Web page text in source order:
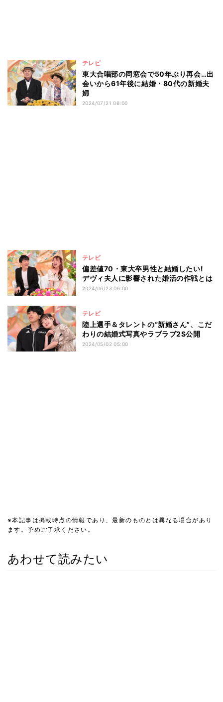
テレビ
東大合唱部の同窓会で50年ぶり再会…出
会いから61年後に結婚・80代の新婚夫
婦
2024/07/21 06:00
テレビ
偏差値70・東大卒男性と結婚したい!
デヴィ夫人に影響された婚活の作戦とは
2024/06/23 06:00
テレビ
陸上選手＆タレントの“新婚さん”、こだ
わりの結婚式写真やラブラブ2S公開
2024/05/02 05:00
※本記事は掲載時点の情報であり、最新のものとは異なる場合があり
ます。予めご了承ください。
あわせて読みたい